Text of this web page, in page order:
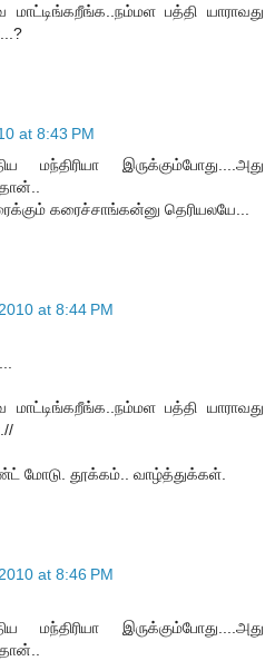
பத்தி யாராவது
at 8:43 PM
மந்திரியா இருக்கும்போது....அது
கரைச்சாங்கன்னு தெரியலயே...
at 8:44 PM
பத்தி யாராவது
மோடு. தூக்கம்.. வாழ்த்துக்கள்.
at 8:46 PM
மந்திரியா இருக்கும்போது....அது